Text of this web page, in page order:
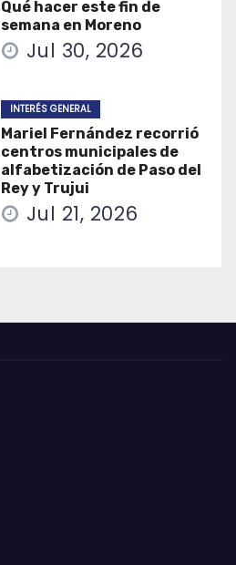
Qué hacer este fin de
semana en Moreno
Jul 30, 2026
INTERÉS GENERAL
Mariel Fernández recorrió
centros municipales de
alfabetización de Paso del
Rey y Trujui
Jul 21, 2026